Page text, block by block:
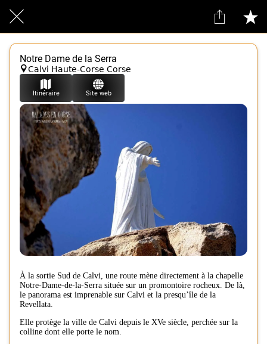
Notre Dame de la Serra
Calvi Haute-Corse Corse
Itinéraire Site web
À la sortie Sud de Calvi, une route mène directement à la chapelle
Notre-Dame-de-la-Serra située sur un promontoire rocheux. De là,
le panorama est imprenable sur Calvi et la presqu’île de la
Revellata.
Elle protège la ville de Calvi depuis le XVe siècle, perchée sur la
colline dont elle porte le nom.